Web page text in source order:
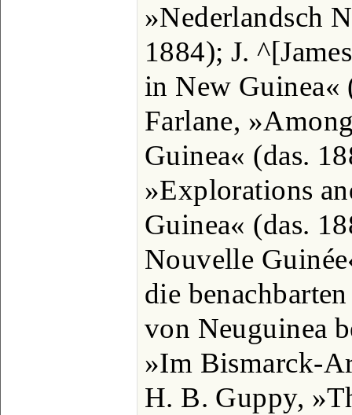
»Nederlandsch
1884); J.
in New
Farlane,
Guinea« (das.
»Explorations
Guinea« (das.
Nouvelle
die
von Neuguinea
»Im Bismarck-
H. B. Guppy,